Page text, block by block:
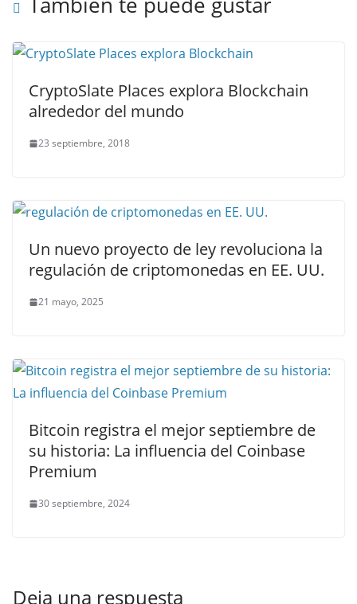
CryptoSlate Places explora Blockchain
alrededor del mundo
23 septiembre, 2018
Un nuevo proyecto de ley revoluciona la
regulación de criptomonedas en EE. UU.
21 mayo, 2025
Bitcoin registra el mejor septiembre de
su historia: La influencia del Coinbase
Premium
30 septiembre, 2024
Deja una respuesta